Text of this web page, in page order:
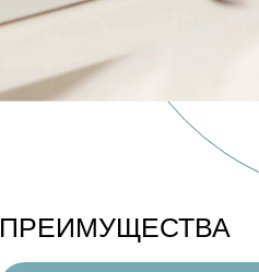
ПРЕИМУЩЕСТВА